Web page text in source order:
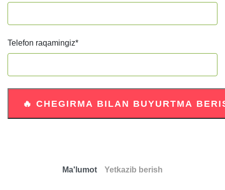
Telefon raqamingiz*
Ma'lumot Yetkazib berish